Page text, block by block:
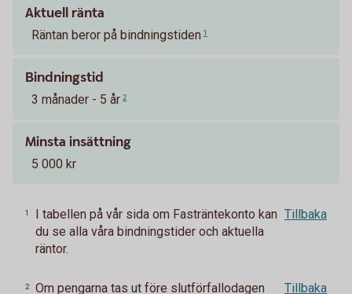
Aktuell ränta
Räntan beror på bindningstiden 1
Bindningstid
3 månader - 5 år 2
Minsta insättning
5 000 kr
1
I tabellen på vår sida om Fasträntekonto kan
du se alla våra bindningstider och aktuella
räntor.
Tillbaka
2
Om pengarna tas ut före slutförfallodagen
Tillbaka